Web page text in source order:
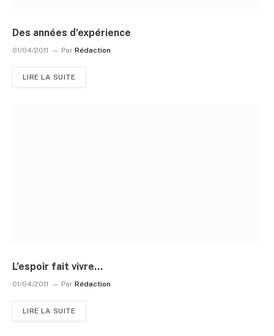
Des années d’expérience
01/04/2011 Par Rédaction
LIRE LA SUITE
L’espoir fait vivre…
01/04/2011 Par Rédaction
LIRE LA SUITE